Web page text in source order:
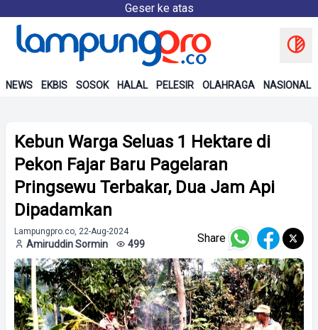
Geser ke atas
NEWS EKBIS SOSOK HALAL PELESIR OLAHRAGA NASIONAL
Kebun Warga Seluas 1 Hektare di
Pekon Fajar Baru Pagelaran
Pringsewu Terbakar, Dua Jam Api
Dipadamkan
Lampungpro.co, 22-Aug-2024
Amiruddin Sormin 499 Share